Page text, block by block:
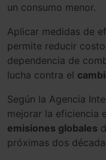
un consumo menor.
Aplicar medidas de
permite reducir
dependencia de
lucha contra el
Según la Agencia
mejorar la eficiencia
emisiones globales
próximas dos